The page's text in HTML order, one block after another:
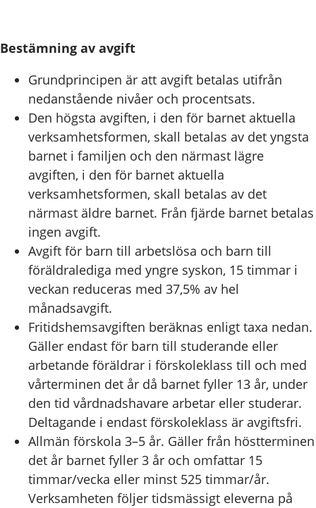
Bestämning av avgift
Grundprincipen är att avgift betalas utifrån
nedanstående nivåer och procentsats.
Den högsta avgiften, i den för barnet aktuella
verksamhetsformen, skall betalas av det yngsta
barnet i familjen och den närmast lägre
avgiften, i den för barnet aktuella
verksamhetsformen, skall betalas av det
närmast äldre barnet. Från fjärde barnet betalas
ingen avgift.
Avgift för barn till arbetslösa och barn till
föräldralediga med yngre syskon, 15 timmar i
veckan reduceras med 37,5% av hel
månadsavgift.
Fritidshemsavgiften beräknas enligt taxa nedan.
Gäller endast för barn till studerande eller
arbetande föräldrar i förskoleklass till och med
vårterminen det år då barnet fyller 13 år, under
den tid vårdnadshavare arbetar eller studerar.
Deltagande i endast förskoleklass är avgiftsfri.
Allmän förskola 3–5 år. Gäller från höstterminen
det år barnet fyller 3 år och omfattar 15
timmar/vecka eller minst 525 timmar/år.
Verksamheten följer tidsmässigt eleverna på